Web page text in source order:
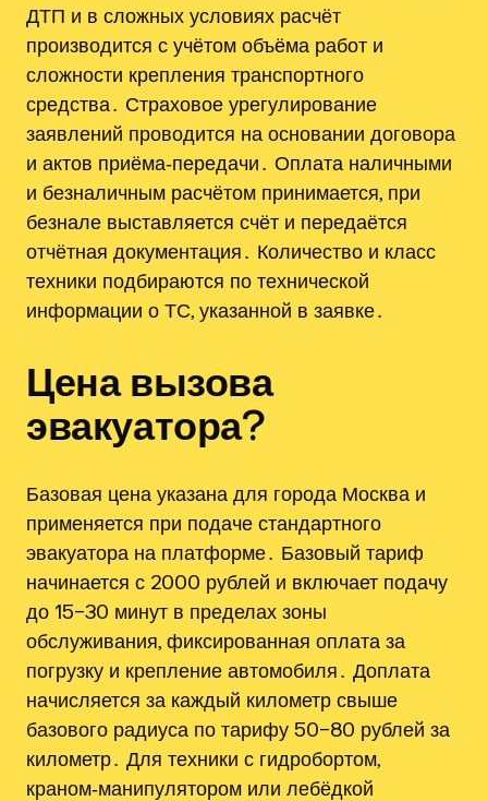
ДТП и в сложных условиях расчёт
производится с учётом объёма работ и
сложности крепления транспортного
средства․ Страховое урегулирование
заявлений проводится на основании договора
и актов приёма‑передачи․ Оплата наличными
и безналичным расчётом принимается, при
безнале выставляется счёт и передаётся
отчётная документация․ Количество и класс
техники подбираются по технической
информации о ТС, указанной в заявке․
Цена вызова
эвакуатора?
Базовая цена указана для города Москва и
применяется при подаче стандартного
эвакуатора на платформе․ Базовый тариф
начинается с 2000 рублей и включает подачу
до 15–30 минут в пределах зоны
обслуживания, фиксированная оплата за
погрузку и крепление автомобиля․ Доплата
начисляется за каждый километр свыше
базового радиуса по тарифу 50–80 рублей за
километр․ Для техники с гидробортом,
краном‑манипулятором или лебёдкой